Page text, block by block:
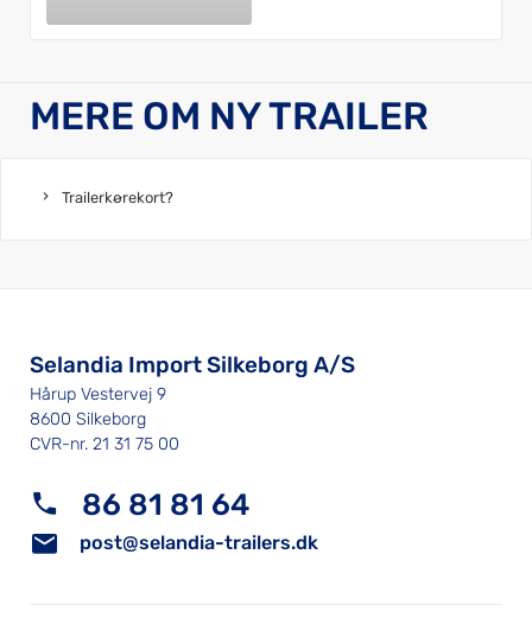
MERE OM NY TRAILER
Trailerkørekort?
Selandia Import Silkeborg A/S
Hårup Vestervej 9
8600 Silkeborg
CVR-nr. 21 31 75 00
86 81 81 64
post@selandia-trailers.dk